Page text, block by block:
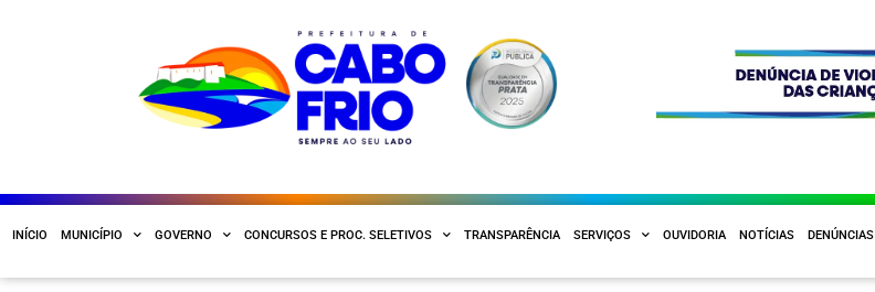
INÍCIO MUNICÍPIO GOVERNO CONCURSOS E PROC. SELETIVOS TRANSPARÊNCIA SERVIÇOS OUVIDORIA NOTÍCIAS DENÚNCIAS